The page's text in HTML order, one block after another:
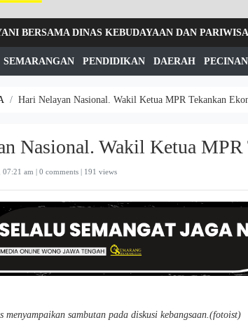
BERSAMA DINAS KEBUDAYAAN DAN
SEMARANGAN PENDIDIKAN DAERAH PECINAN
Hari Nelayan Nasional. Wakil Ketua MPR Tekankan
Nasional. Wakil Ketua
am | 0 comments | 191 views
menyampaikan sambutan pada diskusi kebangsaan.(fotoist)